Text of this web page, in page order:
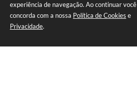
experiência de navegação. Ao continuar você
concorda com a nossa Política de Cookies e
Privacidade.